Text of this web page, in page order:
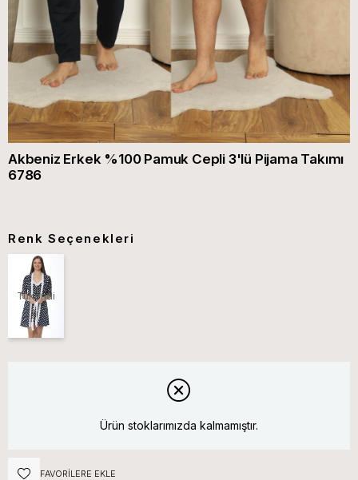
Akbeniz Erkek %100 Pamuk Cepli 3'lü Pijama Takımı
6786
Renk Seçenekleri
Tükendi
Ürün stoklarımızda kalmamıştır.
FAVORILERE EKLE